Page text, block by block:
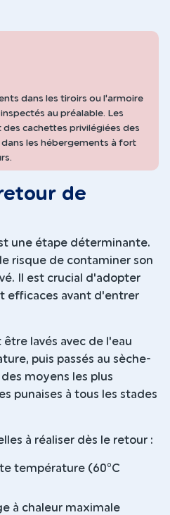
dans les tiroirs ou l'armoire
au préalable. Les
cachettes privilégiées des
les hébergements à fort
de
une étape déterminante.
risque de contaminer son
Il est crucial d'adopter
efficaces avant d'entrer
lavés avec de l'eau
puis passés au sèche-
moyens les plus
punaises à tous les stades
à réaliser dès le retour :
température (60°C
à chaleur maximale